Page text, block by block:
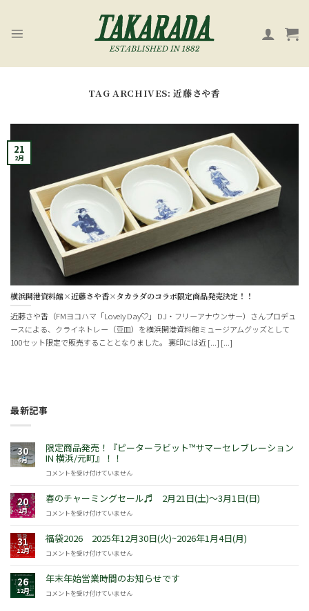
content
TAG ARCHIVES:近藤さや香
横浜開港資料館×近藤さや香×タカラダのコラボ限定商品発売決定！！
近藤さや香（FMヨコハマ「Lovely Day♡」 DJ・フリーアナウンサー）さんプロデュ
ースによる、クライネトレー（豆皿）を横浜開港資料館ミュージアムグッズとして
100セット限定で販売することとなりました。 裏印には近 [...] [...]
21
2月
最新記事
30
6月
限定商品発売！『ピーターラビット™サマーセレブレーション
IN 横浜/元町』！！
限
商
品
発
『ピ
ラ
ビ
コメントを受け付けていません
20
2月
春のチャーミングセール♬ 2月21日(土)～3月1日(日)
春
チ
ャ
ー
ン
コメントを受け付けていません
31
12月
福袋2026 2025年12月30日(火)~2026年1月4日(月)
福
2026
2025
年
コメントを受け付けていません
26
12月
年末年始営業時間のお知らせです
年
コメントを受け付けていません